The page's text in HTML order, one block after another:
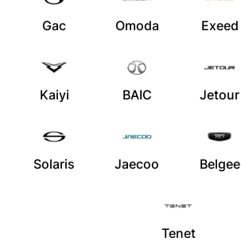
Gac Omoda Exeed
Kaiyi BAIC Jetour
Solaris Jaecoo Belgee
Tenet